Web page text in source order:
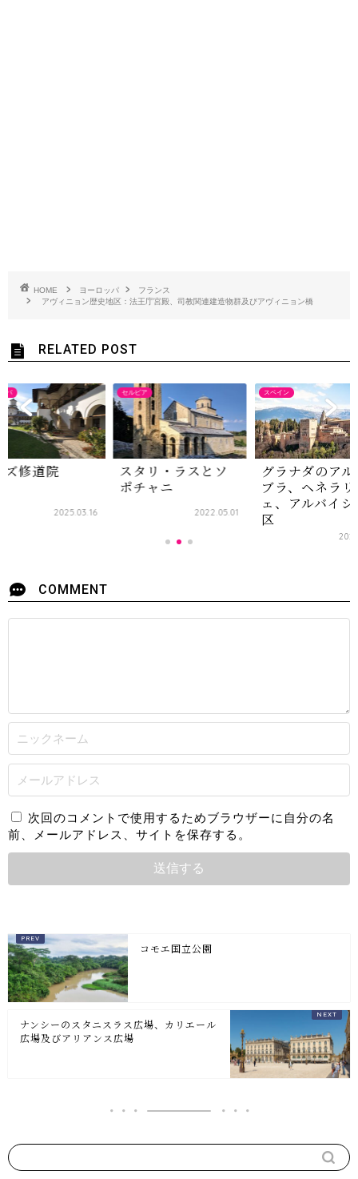
HOME ヨーロッパ
フランス
アヴィニョン歴史地区：法王庁宮殿、司教関連建造物群及びアヴィニョン橋
RELATED POST
パ
ズ修道院
2025.03.16
セルビア
スタリ・ラスとソ
ポチャニ
2022.05.01
スペイン
グラナダのアル
ブラ、ヘネラ
ェ、アルバイ
区
COMMENT
次回のコメントで使用するためブラウザーに自分の名
前、メールアドレス、サイトを保存する。
コモエ国立公園
ナンシーのスタニスラス広場、カリエール
広場及びアリアンス広場